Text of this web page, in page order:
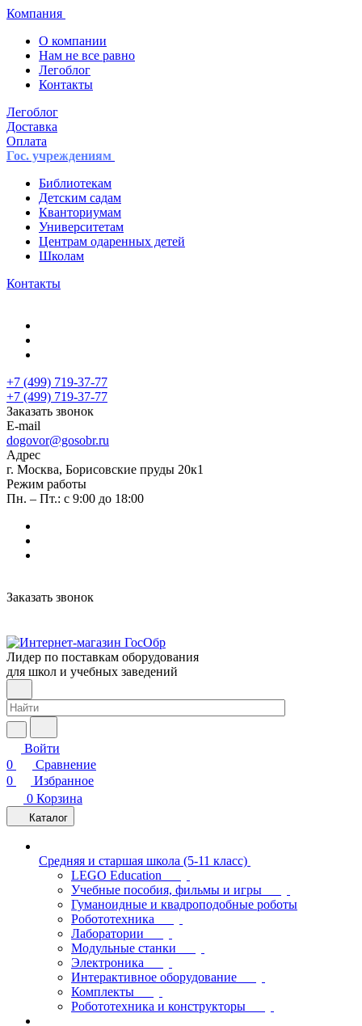
Компания
О компании
Нам не все равно
Легоблог
Контакты
Легоблог
Доставка
Оплата
Гос. учреждениям
Библиотекам
Детским садам
Кванториумам
Университетам
Центрам одаренных детей
Школам
Контакты
+7 (499) 719-37-77
+7 (499) 719-37-77
Заказать звонок
E-mail
dogovor@gosobr.ru
Адрес
г. Москва, Борисовские пруды 20к1
Режим работы
Пн. – Пт.: с 9:00 до 18:00
Заказать звонок
Лидер по поставкам оборудования
для школ и учебных заведений
Войти
0
Сравнение
0
Избранное
0 Корзина
Каталог
Средняя и старшая школа (5-11 класс)
LEGO Education
Учебные пособия, фильмы и игры
Гуманоидные и квадроподобные роботы
Робототехника
Лаборатории
Модульные станки
Электроника
Интерактивное оборудование
Комплекты
Робототехника и конструкторы